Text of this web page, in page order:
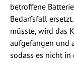
betroffene
Bedarfsfall
müsste, wird das
aufgefangen und
sodass es nicht